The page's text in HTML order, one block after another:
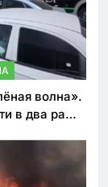
волна».
в два раза